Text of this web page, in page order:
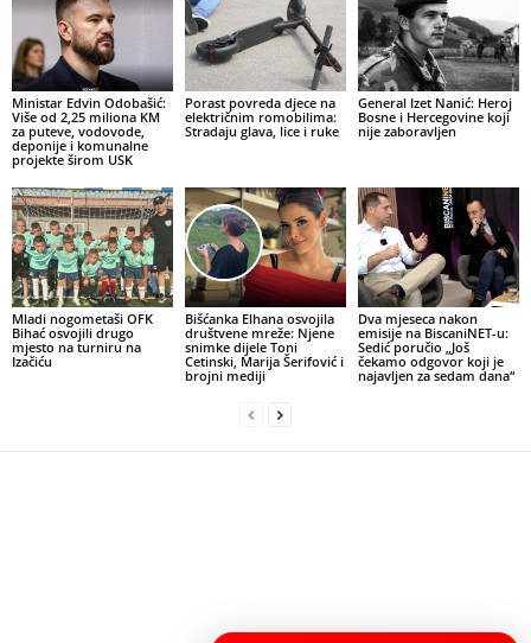
Ministar Edvin Odobašić:
Više od 2,25 miliona KM
za puteve, vodovode,
deponije i komunalne
projekte širom USK
Porast povreda djece na
električnim romobilima:
Stradaju glava, lice i ruke
General Izet Nanić: Heroj
Bosne i Hercegovine koji
nije zaboravljen
Mladi nogometaši OFK
Bihać osvojili drugo
mjesto na turniru na
Izačiću
Bišćanka Elhana osvojila
društvene mreže: Njene
snimke dijele Toni
Cetinski, Marija Šerifović i
brojni mediji
Dva mjeseca nakon
emisije na BiscaniNET-u:
Sedić poručio „Još
čekamo odgovor koji je
najavljen za sedam dana“